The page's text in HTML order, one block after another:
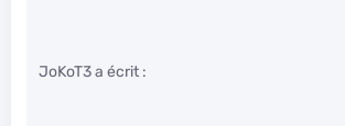
JoKoT3 a écrit :